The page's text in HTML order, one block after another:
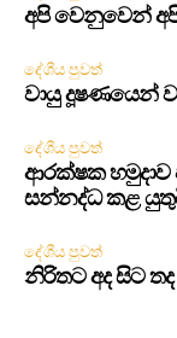
අපි වෙනුවෙන් අපි
දේශීය පුවත්
වායු දූෂණයෙන්
දේශීය පුවත්
ආරක්ෂක
සන්නද්ධ කළ යුතුයි
දේශීය පුවත්
නිරිතට අද සිට තද